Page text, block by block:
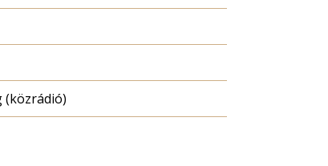
(közrádió)